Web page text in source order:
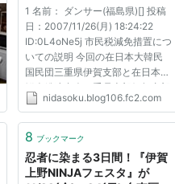
1 名前： ダンサー(福島県)[] 投稿
日：2007/11/26(月) 18:24:22
ID:0L4oNe5j 市民税減免措置につ
いての説明 今回の在日本大韓民
国民団三重県伊賀支部と在日本朝
鮮人総連合会三重県本部伊賀支部
に所属する一部会員の方々に対す
くの方々からご意見をいただきま
nidasoku.blog106.fc2.com
8 ブックマーク
忍者に染まる3日間！『伊賀
上野NINJAフェスタ』が